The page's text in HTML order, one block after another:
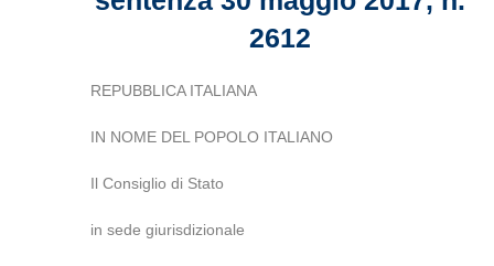
2612
REPUBBLICA ITALIANA
IN NOME DEL POPOLO ITALIANO
Il Consiglio di Stato
in sede giurisdizionale